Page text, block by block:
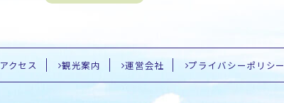
アクセス 観光案内 運営会社 プライバシーポリシー